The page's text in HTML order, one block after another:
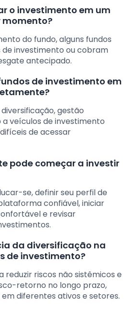
o investimento em um
do fundo, alguns fundos
investimento ou cobram
antecipado.
de investimento em
gestão
a veículos de investimento
de acessar
pode começar a investir
se, definir seu perfil de
confiável, iniciar
e revisar
da diversificação na
de investimento?
reduzir riscos não sistêmicos e
retorno no longo prazo,
diferentes ativos e setores.